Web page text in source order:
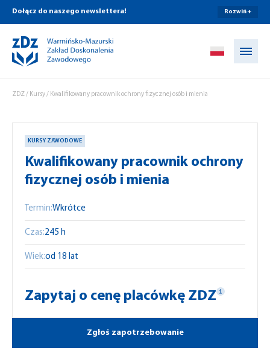
Dołącz do naszego newslettera! Rozwiń +
ZDZ/ Kursy/ Kwalifikowany pracownik ochrony fizycznej osób i mienia
KURSY ZAWODOWE
Kwalifikowany pracownik ochrony
fizycznej osób i mienia
Termin:Wkrótce
Czas:245 h
Wiek:od 18 lat
Zapytaj o cenę placówkę ZDZ
Zgłoś zapotrzebowanie